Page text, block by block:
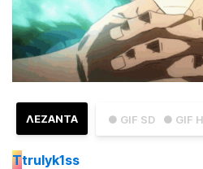
● GIF SD ● GIF
ΛΕΖΑΝΤΑ
Ttrulyk1ss